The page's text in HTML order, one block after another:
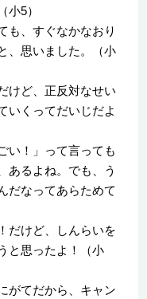
5）
も、すぐなかなおり
、思いました。（小
けど、正反対なせい
いくってだいじだよ
い！」って言っても
あるよね。でも、う
だなってあらためて
だけど、しんらいを
と思ったよ！（小
がてだから、キャン